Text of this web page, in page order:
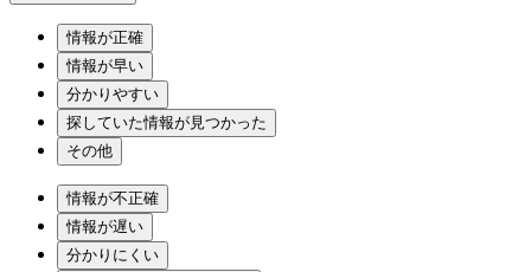
情報が正確
情報が早い
分かりやすい
探していた情報が見つかった
その他
情報が不正確
情報が遅い
分かりにくい